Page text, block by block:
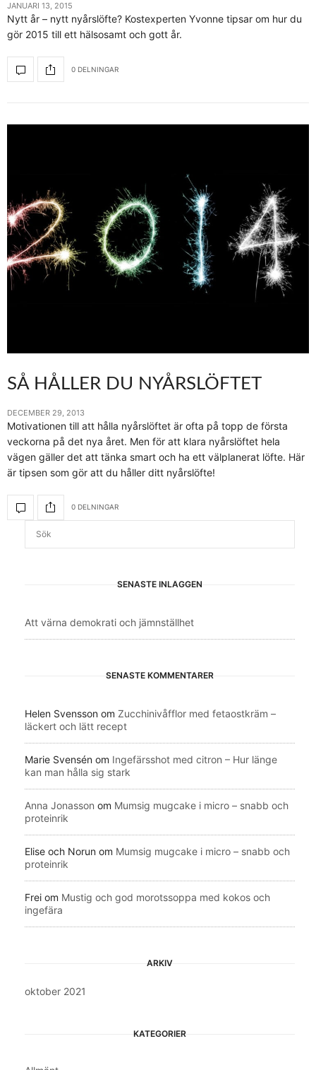
JANUARI 13, 2015
Nytt år – nytt nyårslöfte? Kostexperten Yvonne tipsar om hur du
gör 2015 till ett hälsosamt och gott år.
0 DELNINGAR
SÅ HÅLLER DU NYÅRSLÖFTET
DECEMBER 29, 2013
Motivationen till att hålla nyårslöftet är ofta på topp de första
veckorna på det nya året. Men för att klara nyårslöftet hela
vägen gäller det att tänka smart och ha ett välplanerat löfte. Här
är tipsen som gör att du håller ditt nyårslöfte!
0 DELNINGAR
SENASTE INLÄGGEN
Att värna demokrati och jämnställhet
SENASTE KOMMENTARER
Helen Svensson om Zucchinivåfflor med fetaostkräm –
läckert och lätt recept
Marie Svensén om Ingefärsshot med citron – Hur länge
kan man hålla sig stark
Anna Jonasson om Mumsig mugcake i micro – snabb och
proteinrik
Elise och Norun om Mumsig mugcake i micro – snabb och
proteinrik
Frei om Mustig och god morotssoppa med kokos och
ingefära
ARKIV
oktober 2021
KATEGORIER